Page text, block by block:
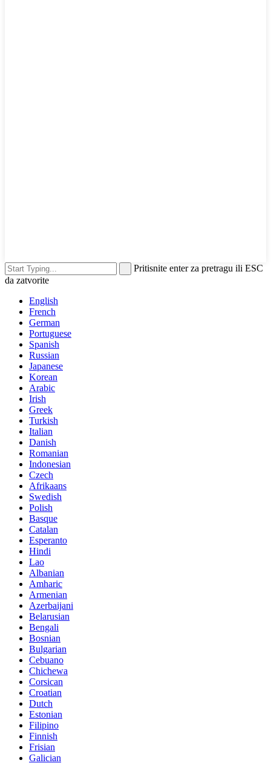
Pritisnite enter za pretragu ili ESC
da zatvorite
English
French
German
Portuguese
Spanish
Russian
Japanese
Korean
Arabic
Irish
Greek
Turkish
Italian
Danish
Romanian
Indonesian
Czech
Afrikaans
Swedish
Polish
Basque
Catalan
Esperanto
Hindi
Lao
Albanian
Amharic
Armenian
Azerbaijani
Belarusian
Bengali
Bosnian
Bulgarian
Cebuano
Chichewa
Corsican
Croatian
Dutch
Estonian
Filipino
Finnish
Frisian
Galician